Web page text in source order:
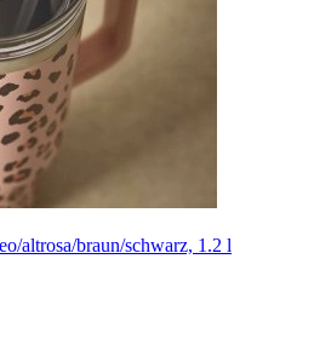
altrosa/braun/schwarz, 1.2 l